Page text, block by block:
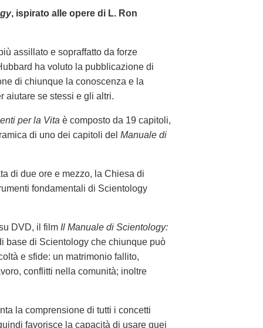
, ispirato alle opere di L. Ron
assillato e sopraffatto da forze
ha voluto la pubblicazione di
di chiunque la conoscenza e la
aiutare se stessi e gli altri.
per la Vita è composto da 19 capitoli,
di uno dei capitoli del Manuale di
di due ore e mezzo, la Chiesa di
fondamentali di Scientology
DVD, il film Il Manuale di Scientology:
base di Scientology che chiunque può
e sfide: un matrimonio fallito,
conflitti nella comunità; inoltre
la comprensione di tutti i concetti
favorisce la capacità di usare quei